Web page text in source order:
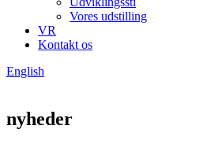
Vores udstilling
VR
Kontakt os
English
nyheder